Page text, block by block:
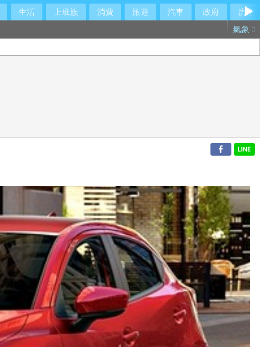
生活 上班族 消費 旅遊 汽車 政府
房產
氣象